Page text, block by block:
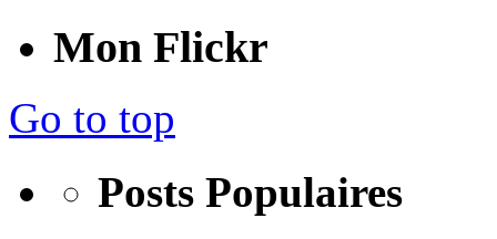
Mon Flickr
Go to top
Posts Populaires